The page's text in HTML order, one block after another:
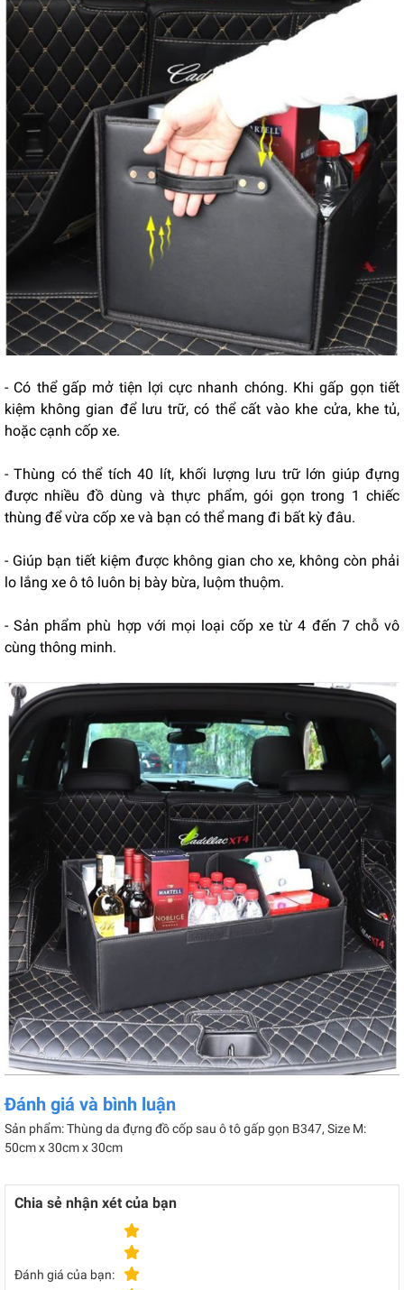
- Có thể gấp mở tiện lợi cực nhanh chóng. Khi gấp gọn tiết
kiệm không gian để lưu trữ, có thể cất vào khe cửa, khe tủ,
hoặc cạnh cốp xe.
- Thùng có thể tích 40 lít, khối lượng lưu trữ lớn giúp đựng
được nhiều đồ dùng và thực phẩm, gói gọn trong 1 chiếc
thùng để vừa cốp xe và bạn có thể mang đi bất kỳ đâu.
- Giúp bạn tiết kiệm được không gian cho xe, không còn phải
lo lắng xe ô tô luôn bị bày bừa, luộm thuộm.
- Sản phẩm phù hợp với mọi loại cốp xe từ 4 đến 7 chỗ vô
cùng thông minh.
Đánh giá và bình luận
Sản phẩm: Thùng da đựng đồ cốp sau ô tô gấp gọn B347, Size M:
50cm x 30cm x 30cm
Chia sẻ nhận xét của bạn
Đánh giá của bạn: